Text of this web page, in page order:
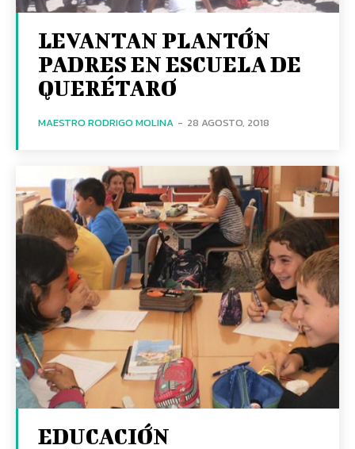
LEVANTAN PLANTÓN
PADRES EN ESCUELA DE
QUERÉTARO
MAESTRO RODRIGO MOLINA - 28 AGOSTO, 2018
EDUCACIÓN